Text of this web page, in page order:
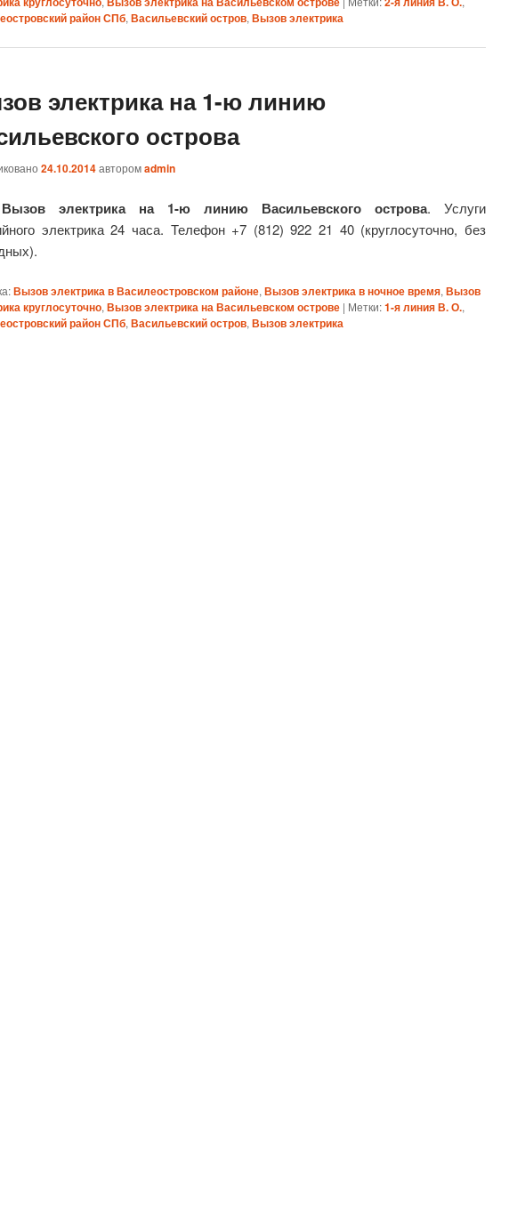
район СПб, Васильевский остров, Вызов электрика
электрика на 1-ю линию
острова
24.10.2014авторомadmin
Вызов электрика на 1-ю линию Васильевского острова. Услуги
электрика 24 часа. Телефон +7 (812) 922 21 40 (круглосуточно, без
Вызов электрика в Василеостровском районе, Вызов электрика в ночное время, Вызов
круглосуточно, Вызов электрика на Васильевском острове | Метки:1-я линия В. О.,
район СПб, Васильевский остров, Вызов электрика